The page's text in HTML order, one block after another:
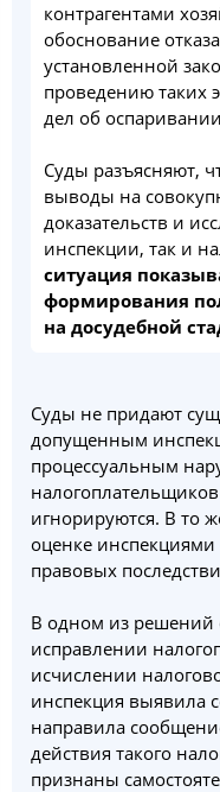
контрагентами
обоснование
установленной
проведению таких
дел об
Суды разъясняют,
выводы на
доказательств и
инспекции, так и
ситуация
формирования
на досудебной
Суды не придают
допущенным
процессуальным
игнорируются. В то
оценке инспекциями
правовых
В одном из решений
исправлении
исчислении
инспекция выявила
направила
действия такого
признаны